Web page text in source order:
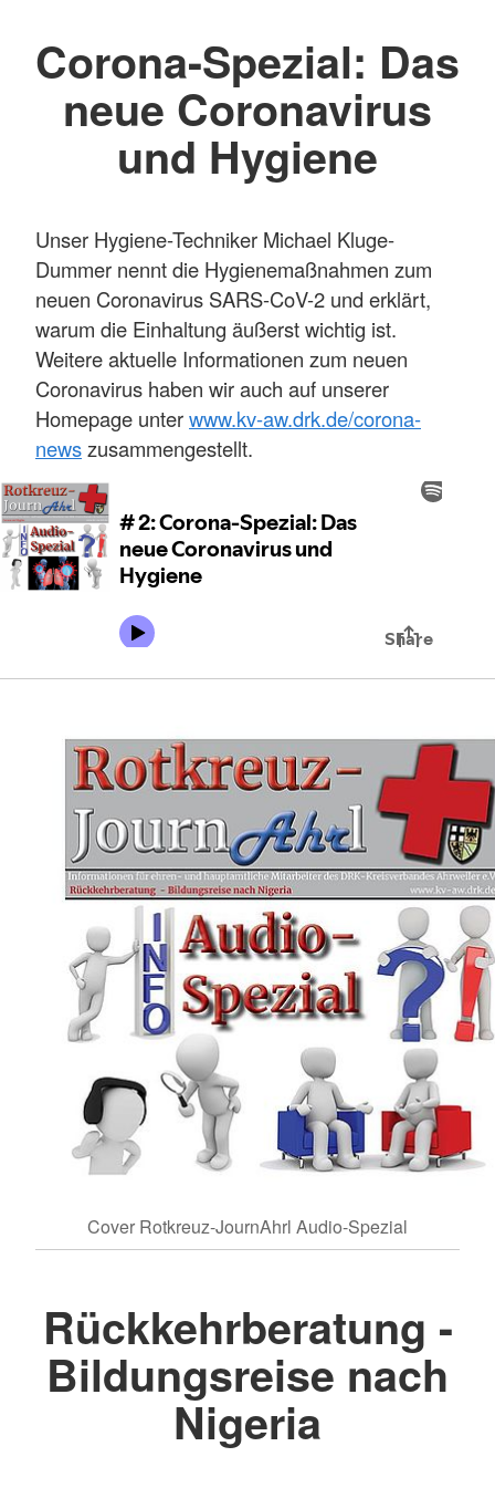
Corona-Spezial: Das
neue Coronavirus
und Hygiene
Unser Hygiene-Techniker Michael Kluge-
Dummer nennt die Hygienemaßnahmen zum
neuen Coronavirus SARS-CoV-2 und erklärt,
warum die Einhaltung äußerst wichtig ist.
Weitere aktuelle Informationen zum neuen
Coronavirus haben wir auch auf unserer
Homepage unterwww.kv-aw.drk.de/corona-
newszusammengestellt.
Cover Rotkreuz-JournAhrl Audio-Spezial
Rückkehrberatung -
Bildungsreise nach
Nigeria